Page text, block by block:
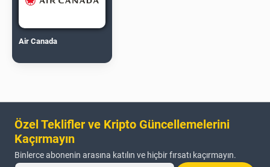
Air Canada
Özel Teklifler ve Kripto Güncellemelerini
Kaçırmayın
Binlerce abonenin arasına katılın ve hiçbir fırsatı kaçırmayın.